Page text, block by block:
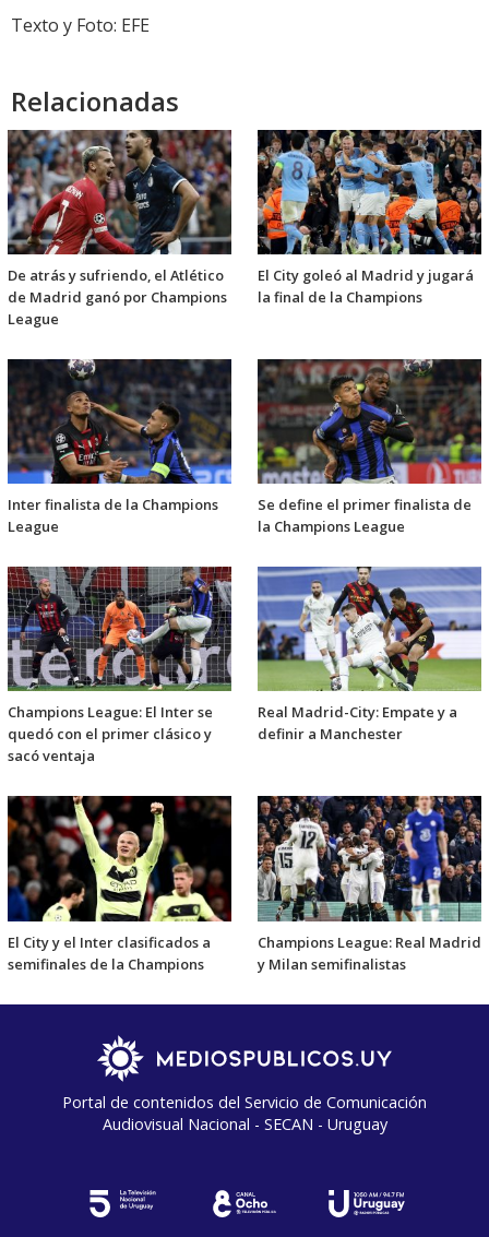
Texto y Foto: EFE
Relacionadas
De atrás y sufriendo, el Atlético
de Madrid ganó por Champions
League
El City goleó al Madrid y jugará
la final de la Champions
Inter finalista de la Champions
League
Se define el primer finalista de
la Champions League
Champions League: El Inter se
quedó con el primer clásico y
sacó ventaja
Real Madrid-City: Empate y a
definir a Manchester
El City y el Inter clasificados a
semifinales de la Champions
Champions League: Real Madrid
y Milan semifinalistas
Portal de contenidos del Servicio de Comunicación
Audiovisual Nacional - SECAN - Uruguay